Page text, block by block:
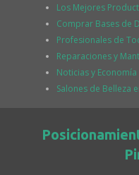
Los Mejores
Comprar Bases de
Profesionales de
Reparaciones y
Noticias y Economía
Salones de Belleza